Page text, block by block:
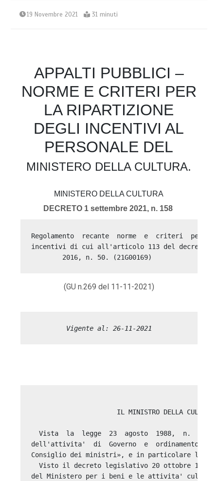
19 Novembre 2021 31 minuti
APPALTI PUBBLICI –
NORME E CRITERI PER
LA RIPARTIZIONE
DEGLI INCENTIVI AL
PERSONALE DEL
MINISTERO DELLA CULTURA.
MINISTERO DELLA CULTURA
DECRETO 1 settembre 2021, n. 158
Regolamento  recante  norme  e  criteri  per
incentivi di cui all'articolo 113 del decreto
(GU n.269 del 11-11-2021)
Vigente al: 26-11-2021
                      IL MINISTRO DELLA CULTURA
Vista  la  legge  23  agosto  1988,  n.  400,
dell'attivita'  di  Governo  e  ordinamento
Consiglio dei ministri», e in particolare
Visto il decreto legislativo 20 ottobre 1998,
del Ministero per i beni e le attivita'